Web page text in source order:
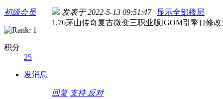
初级会员
积分
25
发消息
发表于 2022-5-13 09:51:47 | 显示全部楼层
1.76茅山传奇复古微变三职业版[GOM引擎] [修
回复 支持 反对